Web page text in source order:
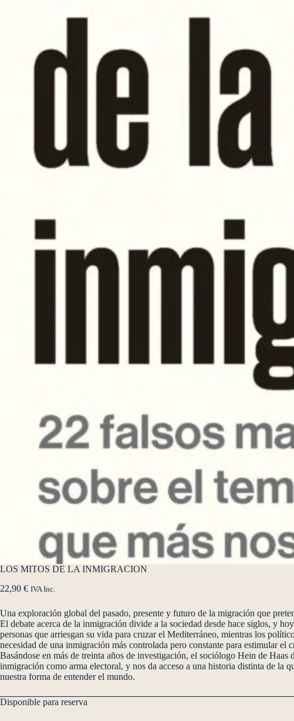
LOS MITOS DE LA INMIGRACION
22,90 € IVA Inc.
Una exploración global del pasado, presente y futuro de la migración que
El debate acerca de la inmigración divide a la sociedad desde hace siglos, y
personas que arriesgan su vida para cruzar el Mediterráneo, mientras los
necesidad de una inmigración más controlada pero constante para estimular el
Basándose en más de treinta años de investigación, el sociólogo Hein de
inmigración como arma electoral, y nos da acceso a una historia distinta de la
nuestra forma de entender el mundo.
Disponible para reserva